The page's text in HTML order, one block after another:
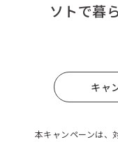
ソトで暮
キャ
本キャンペーンは、